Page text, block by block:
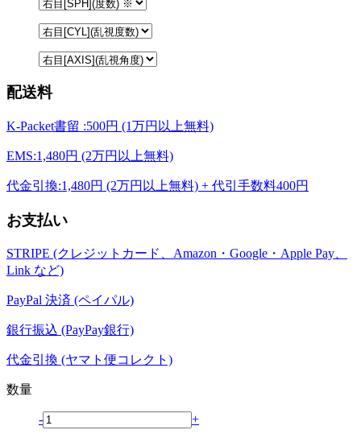
配送料
K-Packet書留 :500円 (1万円以上無料)
EMS:1,480円 (2万円以上無料)
代金引換:1,480円 (2万円以上無料) + 代引手数料400円
お支払い
STRIPE (クレジットカード、Amazon・Google・Apple Pay、
Link など)
PayPal 決済 (ペイパル)
銀行振込 (PayPay銀行)
代金引換 (ヤマト便コレクト)
数量
- +